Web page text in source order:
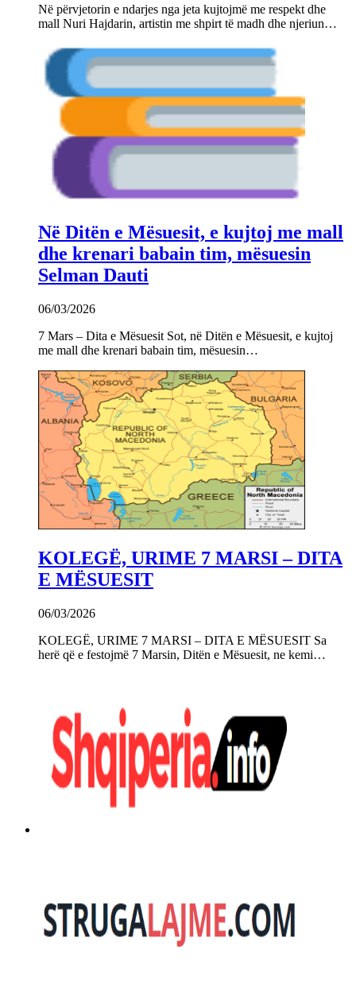
Në përvjetorin e ndarjes nga jeta kujtojmë me respekt dhe
mall Nuri Hajdarin, artistin me shpirt të madh dhe njeriun…
Në Ditën e Mësuesit, e kujtoj me mall
dhe krenari babain tim, mësuesin
Selman Dauti
06/03/2026
7 Mars – Dita e Mësuesit Sot, në Ditën e Mësuesit, e kujtoj
me mall dhe krenari babain tim, mësuesin…
KOLEGË, URIME 7 MARSI – DITA
E MËSUESIT
06/03/2026
KOLEGË, URIME 7 MARSI – DITA E MËSUESIT Sa
herë që e festojmë 7 Marsin, Ditën e Mësuesit, ne kemi…